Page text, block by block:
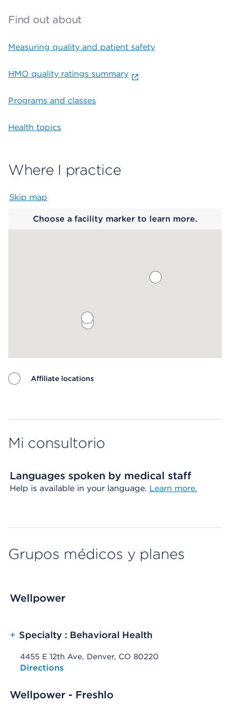
Find out about
Measuring quality and patient safety
HMO quality ratings summary
Programs and classes
Health topics
Where I practice
Skip map
Choose a facility marker to learn more.
Affiliate locations
Mi consultorio
Languages spoken by medical staff
Help is available in your language. Learn more.
Grupos médicos y planes
Wellpower
+ Specialty : Behavioral Health
4455 E 12th Ave, Denver, CO 80220
Opens native map application on mobile devices
Directions
Wellpower - Freshlo